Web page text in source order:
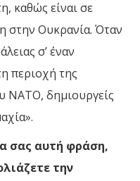
καθώς είναι σε
στην Ουκρανία. Όταν
σ’ έναν
περιοχή της
ΝΑΤΟ, δημιουργείς
σας αυτή φράση,
την